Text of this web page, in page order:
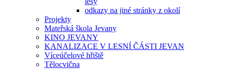
odkazy na jiné stránky z okolí
Projekty
Mateřská škola Jevany
KINO JEVANY
KANALIZACE V LESNÍ ČÁSTI JEVAN
Víceúčelové hřiště
Tělocvična